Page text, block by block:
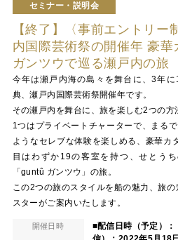
セミナー・説明会
【終了】〈事前エントリー
内国際芸術祭の開催年 豪華
ガンツウで巡る瀬戸内の旅
今年は瀬戸内海の島々を舞台に、3年
典、瀬戸内国際芸術祭開催年です。
その瀬戸内を舞台に、旅を楽しむ2つの方
1つはプライベートチャーターで、まる
ようなセレブな体験を楽しめる、豪華カ
目はわずか19の客室を持つ、せとう
「guntû ガンツウ」の旅。
この2つの旅のスタイルを船の魅力、旅の
スターがご案内いたします。
開催日時
■配信日時（予定）